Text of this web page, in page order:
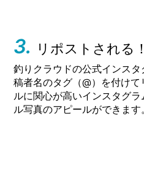
3. リポストされる！
釣りクラウドの公式インス
稿者名のタグ（@）を付け
ルに関心が高いインスタグ
ル写真のアピールができます